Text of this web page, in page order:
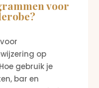
voor
op
gebruik je
bar en